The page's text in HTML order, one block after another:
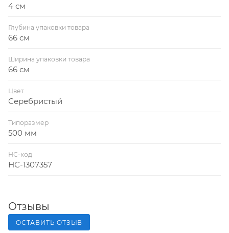
4 см
Глубина упаковки товара
66 см
Ширина упаковки товара
66 см
Цвет
Серебристый
Типоразмер
500 мм
НС-код
НС-1307357
Отзывы
ОСТАВИТЬ ОТЗЫВ